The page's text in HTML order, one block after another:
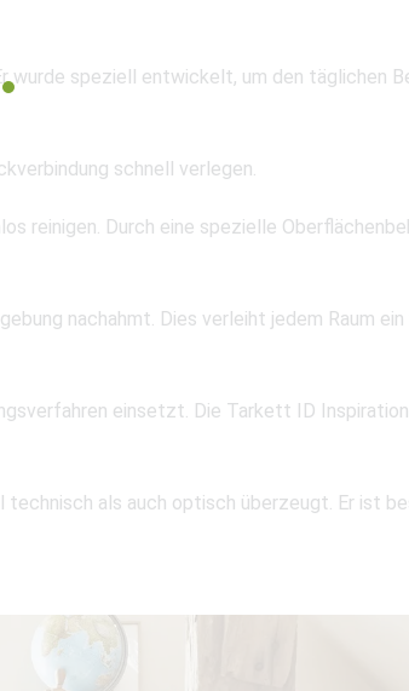
speziell entwickelt, um den täglichen
schnell verlegen.
reinigen. Durch eine spezielle
nachahmt. Dies verleiht jedem Raum
einsetzt. Die Tarkett ID
als auch optisch überzeugt. Er ist